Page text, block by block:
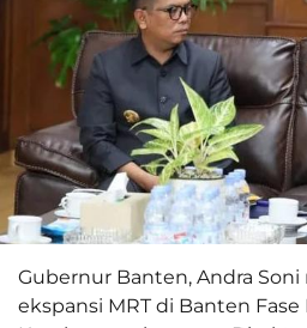
Gubernur Banten, Andra
ekspansi MRT di Banten Fase